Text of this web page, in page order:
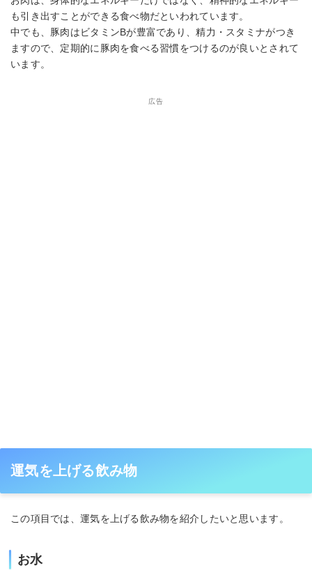
も引き出すことができる食べ物だといわれています。
中でも、豚肉はビタミンBが豊富であり、精力・スタミナがつき
ますので、定期的に豚肉を食べる習慣をつけるのが良いとされて
います。
広告
運気を上げる飲み物
この項目では、運気を上げる飲み物を紹介したいと思います。
お水